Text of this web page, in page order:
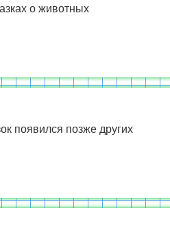
о животных
появился позже других